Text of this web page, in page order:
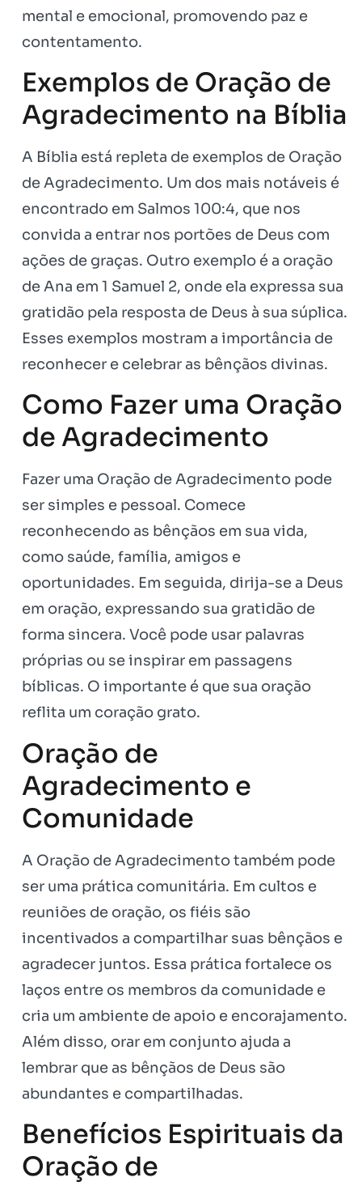
mental e emocional, promovendo paz e
contentamento.
Exemplos de Oração de
Agradecimento na Bíblia
A Bíblia está repleta de exemplos de Oração
de Agradecimento. Um dos mais notáveis é
encontrado em Salmos 100:4, que nos
convida a entrar nos portões de Deus com
ações de graças. Outro exemplo é a oração
de Ana em 1 Samuel 2, onde ela expressa sua
gratidão pela resposta de Deus à sua súplica.
Esses exemplos mostram a importância de
reconhecer e celebrar as bênçãos divinas.
Como Fazer uma Oração
de Agradecimento
Fazer uma Oração de Agradecimento pode
ser simples e pessoal. Comece
reconhecendo as bênçãos em sua vida,
como saúde, família, amigos e
oportunidades. Em seguida, dirija-se a Deus
em oração, expressando sua gratidão de
forma sincera. Você pode usar palavras
próprias ou se inspirar em passagens
bíblicas. O importante é que sua oração
reflita um coração grato.
Oração de
Agradecimento e
Comunidade
A Oração de Agradecimento também pode
ser uma prática comunitária. Em cultos e
reuniões de oração, os fiéis são
incentivados a compartilhar suas bênçãos e
agradecer juntos. Essa prática fortalece os
laços entre os membros da comunidade e
cria um ambiente de apoio e encorajamento.
Além disso, orar em conjunto ajuda a
lembrar que as bênçãos de Deus são
abundantes e compartilhadas.
Benefícios Espirituais da
Oração de